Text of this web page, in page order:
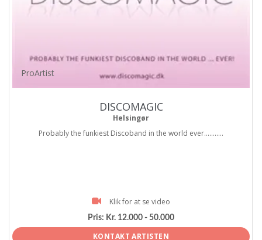
ProArtist
DISCOMAGIC
Helsingør
Probably the funkiest Discoband in the world ever...........
Klik for at se video
Pris: Kr. 12.000 - 50.000
KONTAKT ARTISTEN